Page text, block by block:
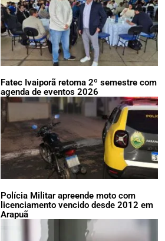
Fatec Ivaiporã retoma 2º semestre com
agenda de eventos 2026
Polícia Militar apreende moto com
licenciamento vencido desde 2012 em
Arapuã